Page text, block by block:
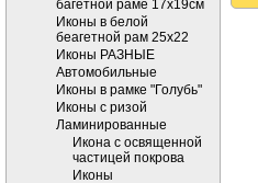
багетной раме 17х19см
Иконы в белой
беагетной рам 25х22
Иконы РАЗНЫЕ
Автомобильные
Иконы в рамке "Голубь"
Иконы с ризой
Ламинированные
Икона с освященной
частицей покрова
Иконы